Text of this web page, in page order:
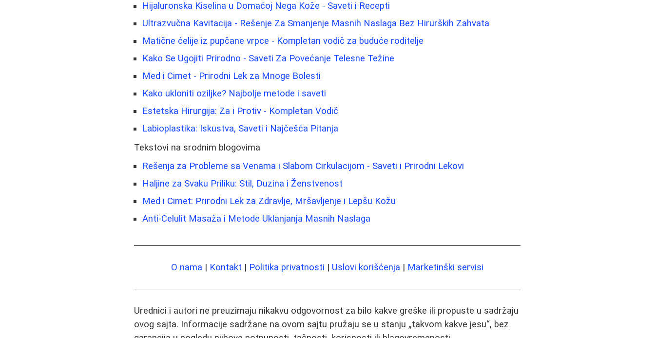
Hijaluronska Kiselina u Domaćoj Nega Kože - Saveti i Recepti
Ultrazvučna Kavitacija - Rešenje Za Smanjenje Masnih Naslaga Bez Hirurških Zahvata
Matične ćelije iz pupčane vrpce - Kompletan vodič za buduće roditelje
Kako Se Ugojiti Prirodno - Saveti Za Povećanje Telesne Težine
Med i Cimet - Prirodni Lek za Mnoge Bolesti
Kako ukloniti oziljke? Najbolje metode i saveti
Estetska Hirurgija: Za i Protiv - Kompletan Vodič
Labioplastika: Iskustva, Saveti i Najčešća Pitanja
Tekstovi na srodnim blogovima
Rešenja za Probleme sa Venama i Slabom Cirkulacijom - Saveti i Prirodni Lekovi
Haljine za Svaku Priliku: Stil, Duzina i Ženstvenost
Med i Cimet: Prirodni Lek za Zdravlje, Mršavljenje i Lepšu Kožu
Anti-Celulit Masaža i Metode Uklanjanja Masnih Naslaga
O nama | Kontakt | Politika privatnosti | Uslovi korišćenja | Marketinški servisi
Urednici i autori ne preuzimaju nikakvu odgovornost za bilo kakve greške ili propuste u sadržaju
ovog sajta. Informacije sadržane na ovom sajtu pružaju se u stanju „takvom kakve jesu“, bez